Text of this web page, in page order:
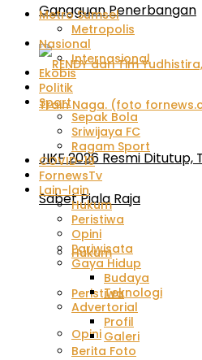
Gangguan Penerbangan
JIKF 2026 Resmi Ditutup,
Sabet Piala Raja
Hukum
Peristiwa
Opini
Metro Sumsel
Metropolis
Nasional
Internasional
Ekobis
Politik
Sport
Sepak Bola
Sriwijaya FC
Ragam Sport
COVID-19
FornewsTv
Lain-lain
Hukum
Peristiwa
Opini
Pariwisata
Gaya Hidup
Budaya
Teknologi
Advertorial
Profil
Galeri
Berita Foto